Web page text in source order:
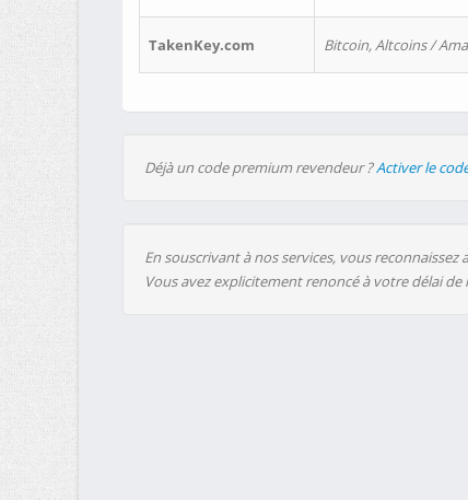
TakenKey.com Bitcoin, Altcoins /
Déjà un code premium revendeur ?Activer le
En souscrivant à nos services, vous
Vous avez explicitement renoncé à votre délai